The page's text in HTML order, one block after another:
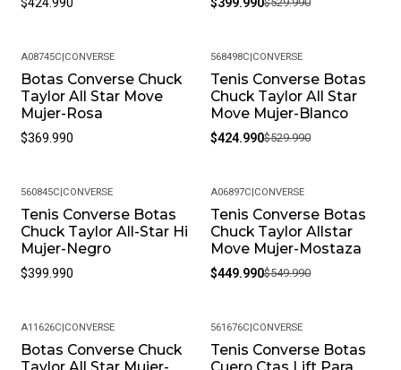
A08745C|CONVERSE
Botas Converse Chuck
Taylor All Star Move
Mujer-Rosa
$369.990
-20%
568498C|CONVERSE
Tenis Converse Botas
Chuck Taylor All Star
Move Mujer-Blanco
$424.990$529.990
560845C|CONVERSE
Tenis Converse Botas
Chuck Taylor All-Star Hi
Mujer-Negro
$399.990
-18%
A06897C|CONVERSE
Tenis Converse Botas
Chuck Taylor Allstar
Move Mujer-Mostaza
$449.990$549.990
A11626C|CONVERSE
Botas Converse Chuck
561676C|CONVERSE
Tenis Converse Botas